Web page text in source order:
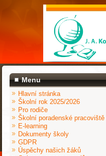
Menu
Hlavní stránka
Školní rok 2025/2026
Pro rodiče
Školní poradenské pracoviště
E-learning
Dokumenty školy
GDPR
Úspěchy našich žáků